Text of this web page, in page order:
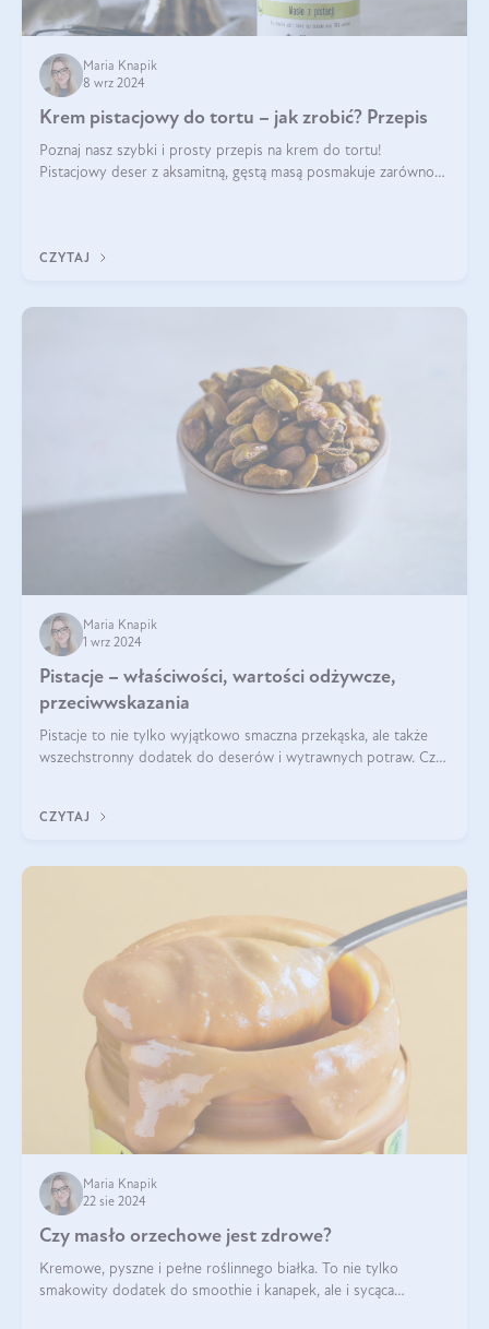
Maria Knapik
8 wrz 2024
Krem pistacjowy do tortu – jak zrobić? Przepis
Poznaj nasz szybki i prosty przepis na krem do tortu!
Pistacjowy deser z aksamitną, gęstą masą posmakuje zarówno
CZYTAJ
Maria Knapik
1 wrz 2024
Pistacje – właściwości, wartości odżywcze,
przeciwwskazania
Pistacje to nie tylko wyjątkowo smaczna przekąska, ale także
wszechstronny dodatek do deserów i wytrawnych potraw. Czy
CZYTAJ
Maria Knapik
22 sie 2024
Czy masło orzechowe jest zdrowe?
Kremowe, pyszne i pełne roślinnego białka. To nie tylko
smakowity dodatek do smoothie i kanapek, ale i sycąca